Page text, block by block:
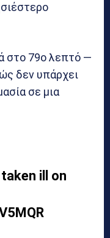
στο 79ο λεπτό —
δεν υπάρχει
σε μια
ill on